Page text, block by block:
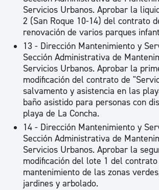
Servicios Urbanos. Aprobar la
2 (San Roque 10-14) del contrato
renovación de varios parques
13 - Dirección Mantenimiento y
Sección Administrativa de
Servicios Urbanos. Aprobar la
modificación del contrato de
salvamento y asistencia en las
baño asistido para personas con
playa de La Concha.
14 - Dirección Mantenimiento y
Sección Administrativa de
Servicios Urbanos. Aprobar la
modificación del lote 1 del
mantenimiento de las zonas
jardines y arbolado.